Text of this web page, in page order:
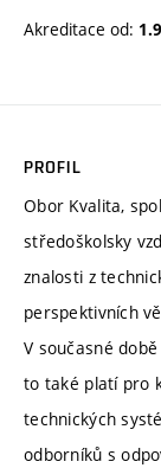
Akreditace od:
PROFIL
Obor Kvalita,
středoškolsky
znalosti z
perspektivních
V současné
to také platí pro
technických
odborníků s